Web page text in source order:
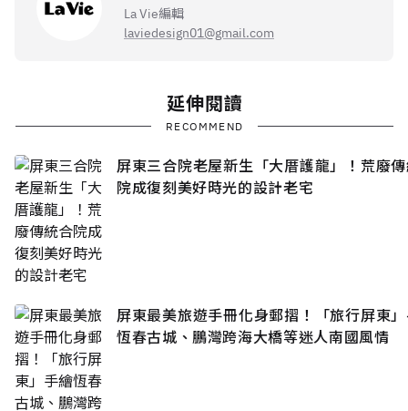
La Vie編輯
laviedesign01@gmail.com
延伸閱讀
RECOMMEND
屏東三合院老屋新生「大厝護龍」！荒廢
院成復刻美好時光的設計老宅
屏東最美旅遊手冊化身郵摺！「旅行屏東
恆春古城、鵬灣跨海大橋等迷人南國風情